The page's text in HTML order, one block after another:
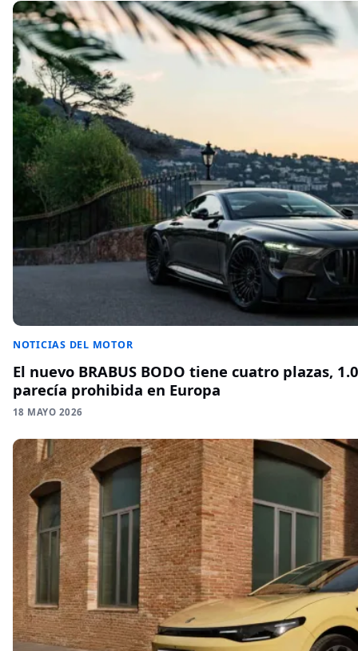
NOTICIAS DEL MOTOR
El nuevo BRABUS BODO tiene cuatro plazas,
parecía prohibida en Europa
18 MAYO 2026